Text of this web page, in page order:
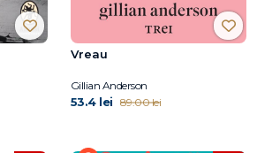
Vreau
Gillian Anderson
53.4 lei 89.00 lei